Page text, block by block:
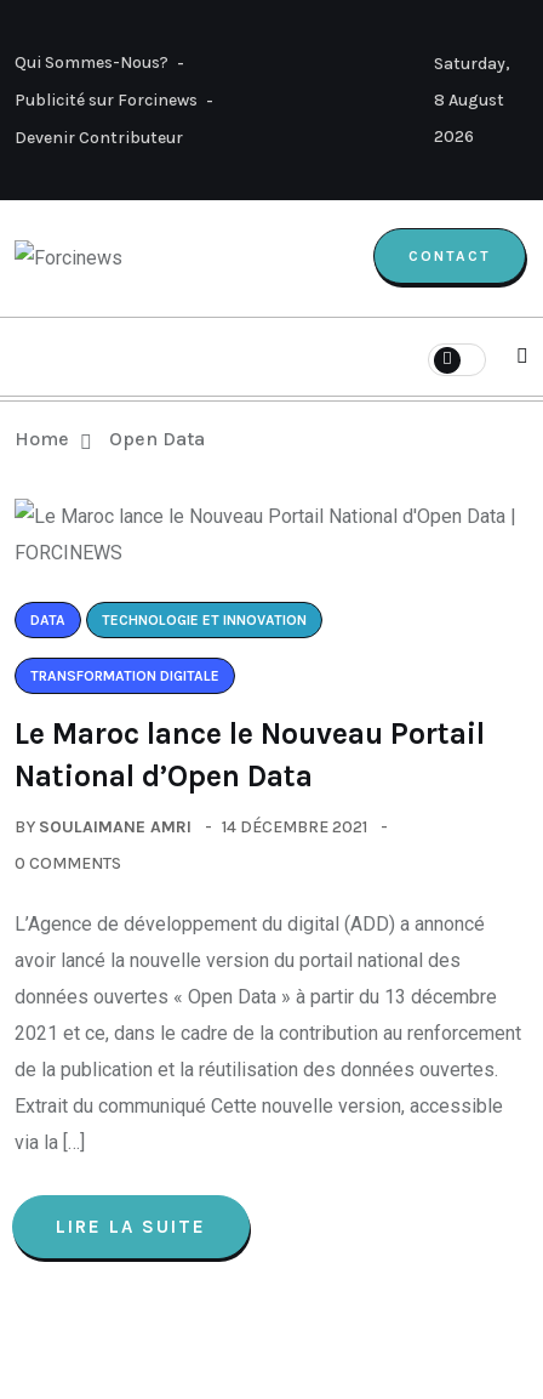
Qui Sommes-Nous?
Publicité sur Forcinews
Devenir Contributeur
Saturday,
8 August
2026
CONTACT
Home Open Data
DATA TECHNOLOGIE ET INNOVATION
TRANSFORMATION DIGITALE
Le Maroc lance le Nouveau Portail
National d’Open Data
BY SOULAIMANE AMRI
14 DÉCEMBRE 2021
0 COMMENTS
L’Agence de développement du digital (ADD) a annoncé
avoir lancé la nouvelle version du portail national des
données ouvertes « Open Data » à partir du 13 décembre
2021 et ce, dans le cadre de la contribution au renforcement
de la publication et la réutilisation des données ouvertes.
Extrait du communiqué Cette nouvelle version, accessible
via la […]
LIRE LA SUITE